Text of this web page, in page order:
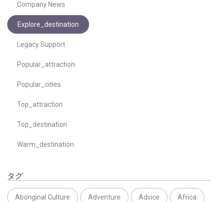
Company News
Explore_destination
Legacy Support
Popular_attraction
Popular_cities
Top_attraction
Top_destination
Warm_destination
タグ
Aboriginal Culture Adventure Advice Africa